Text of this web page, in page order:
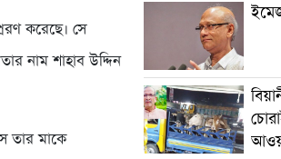
করেছে। সে
নাম শাহাব উদ্দিন
তার মাকে